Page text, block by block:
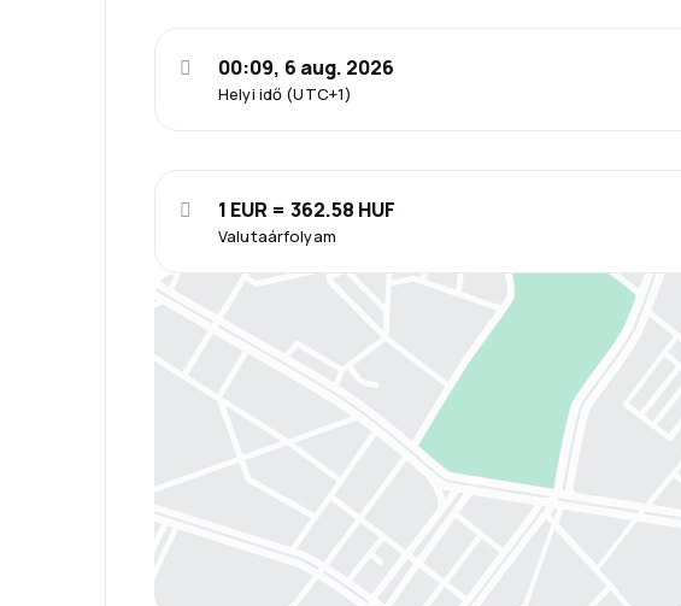
Helyi idő (UTC+1)
00:09, 6 aug. 2026
Valutaárfolyam
1 EUR = 362.58 HUF